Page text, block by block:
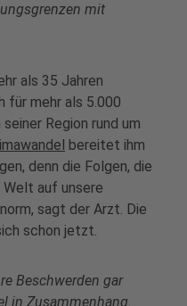
mit
als 35 Jahren
für mehr als 5.000
Region rund um
bereitet ihm
denn die Folgen, die
Welt auf unsere
sagt der Arzt. Die
schon jetzt.
Beschwerden gar
in Zusammenhang.